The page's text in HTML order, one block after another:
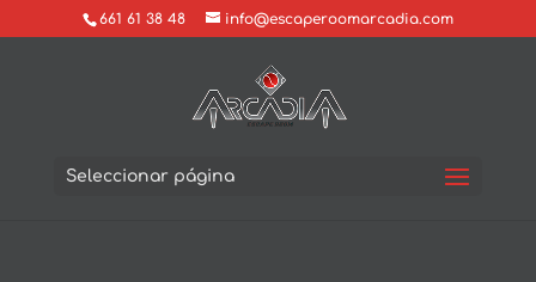
661 61 38 48 info@escaperoomarcadia.com
Seleccionar página